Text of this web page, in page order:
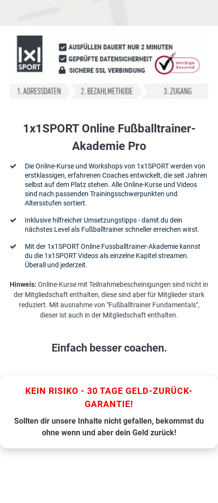
1x1SPORT Online Fußballtrainer-
Akademie Pro
Die Online-Kurse und Workshops von 1x1SPORT werden von
erstklassigen, erfahrenen Coaches entwickelt, die seit Jahren
selbst auf dem Platz stehen. Alle Online-Kurse und Videos
sind nach passenden Trainingsschwerpunkten und
Altersstufen sortiert.
Inklusive hilfreicher Umsetzungstipps - damit du dein
nächstes Level als Fußballtrainer schneller erreichen wirst.
Mit der 1x1SPORT Online Fussballtrainer-Akademie kannst
du die 1x1SPORT Videos als einzelne Kapitel streamen.
Überall und jederzeit.
Hinweis: Online-Kurse mit Teilnahmebescheinigungen sind nicht in
der Mitgliedschaft enthalten, diese sind aber für Mitglieder stark
reduziert. Mit ausnahme von "Fußballtrainer Fundamentals",
dieser ist auch in der Mitgliedschaft enthalten.
Einfach besser coachen.
KEIN RISIKO - 30 TAGE GELD-ZURÜCK-
GARANTIE!
Sollten dir unsere Inhalte nicht gefallen, bekommst du
ohne wenn und aber dein Geld zurück!